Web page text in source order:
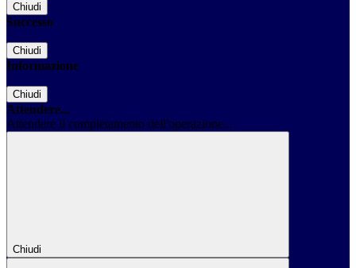
Chiudi
Successo
Chiudi
Informazione
Chiudi
Attendere...
Attendere il completamento dell'operazione...
Chiudi